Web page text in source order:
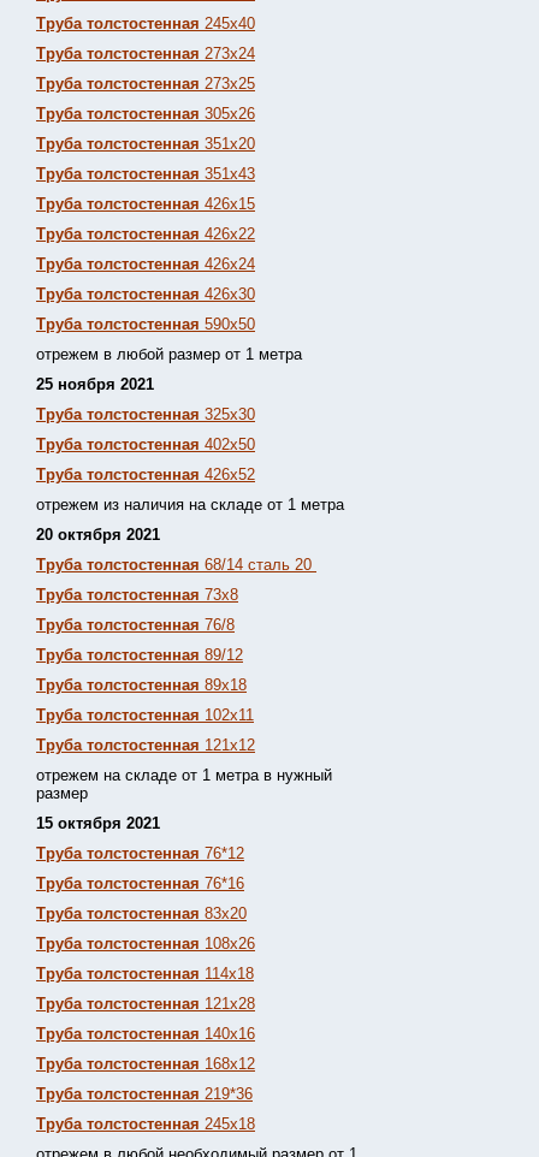
Труба толстостенная 245х40
Труба толстостенная 273х24
Труба толстостенная 273х25
Труба толстостенная 305х26
Труба толстостенная 351х20
Труба толстостенная 351х43
Труба толстостенная 426х15
Труба толстостенная 426х22
Труба толстостенная 426х24
Труба толстостенная 426х30
Труба толстостенная 590х50
отрежем в любой размер от 1 метра
25 ноября 2021
Труба толстостенная 325х30
Труба толстостенная 402х50
Труба толстостенная 426х52
отрежем из наличия на складе от 1 метра
20 октября 2021
Труба толстостенная 68/14 сталь 20
Труба толстостенная 73х8
Труба толстостенная 76/8
Труба толстостенная 89/12
Труба толстостенная 89х18
Труба толстостенная 102х11
Труба толстостенная 121х12
отрежем на складе от 1 метра в нужный
размер
15 октября 2021
Труба толстостенная 76*12
Труба толстостенная 76*16
Труба толстостенная 83х20
Труба толстостенная 108х26
Труба толстостенная 114х18
Труба толстостенная 121х28
Труба толстостенная 140х16
Труба толстостенная 168х12
Труба толстостенная 219*36
Труба толстостенная 245х18